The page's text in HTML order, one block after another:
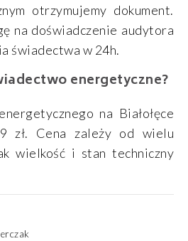
otrzymujemy dokument.
na doświadczenie audytora
świadectwa w 24h.
energetyczne?
na Białołęce
zł. Cena zależy od wielu
wielkość i stan techniczny